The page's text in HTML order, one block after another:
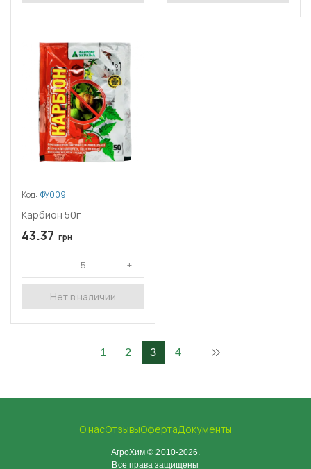
Код: ФУ009
Карбион 50г
43.37 грн
Нет в наличии
1 2 3 4
О насОтзывыОфертаДокументы
АгроХим © 2010-2026.
Все права защищены